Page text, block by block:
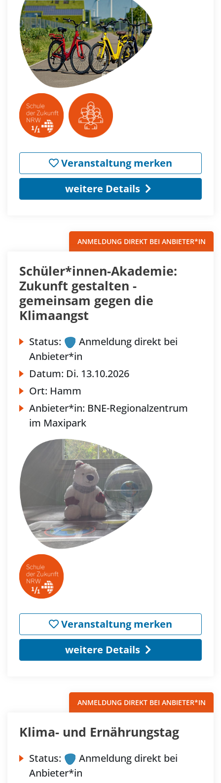
Veranstaltung merken
weitere Details
ANMELDUNG DIREKT BEI ANBIETER*IN
Schüler*innen-Akademie:
Zukunft gestalten -
gemeinsam gegen die
Klimaangst
Status:
Anmeldung direkt bei
Anbieter*in
Datum: Di. 13.10.2026
Ort: Hamm
Anbieter*in: BNE-Regionalzentrum
im Maxipark
Veranstaltung merken
weitere Details
ANMELDUNG DIREKT BEI ANBIETER*IN
Klima- und Ernährungstag
Status:
Anmeldung direkt bei
Anbieter*in